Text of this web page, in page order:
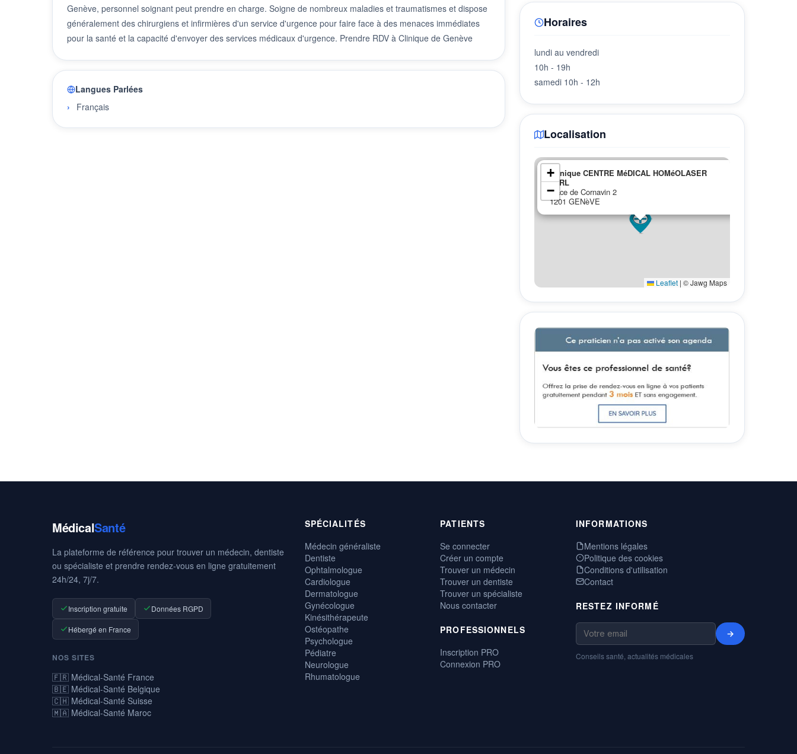
Genève, personnel soignant peut prendre en charge. Soigne de nombreux maladies et traumatismes et dispose
généralement des chirurgiens et infirmières d'un service d'urgence pour faire face à des menaces immédiates
pour la santé et la capacité d'envoyer des services médicaux d'urgence. Prendre RDV à Clinique de Genève
Langues Parlées
Français
Horaires
lundi au vendredi
10h - 19h
samedi 10h - 12h
Localisation
Clinique CENTRE MéDICAL HOMéOLASER
SàRL
place de Cornavin 2
1201 GENèVE
+
−
Leaflet | © Jawg Maps
MédicalSanté
La plateforme de référence pour trouver un médecin, dentiste
ou spécialiste et prendre rendez-vous en ligne gratuitement
24h/24, 7j/7.
Inscription gratuite Données RGPD
Hébergé en France
NOS SITES
🇫🇷 Médical-Santé France
🇧🇪 Médical-Santé Belgique
🇨🇭 Médical-Santé Suisse
🇲🇦 Médical-Santé Maroc
SPÉCIALITÉS
Médecin généraliste
Dentiste
Ophtalmologue
Cardiologue
Dermatologue
Gynécologue
Kinésithérapeute
Ostéopathe
Psychologue
Pédiatre
Neurologue
Rhumatologue
PATIENTS
Se connecter
Créer un compte
Trouver un médecin
Trouver un dentiste
Trouver un spécialiste
Nous contacter
PROFESSIONNELS
Inscription PRO
Connexion PRO
INFORMATIONS
Mentions légales
Politique des cookies
Conditions d'utilisation
Contact
RESTEZ INFORMÉ
→
Conseils santé, actualités médicales